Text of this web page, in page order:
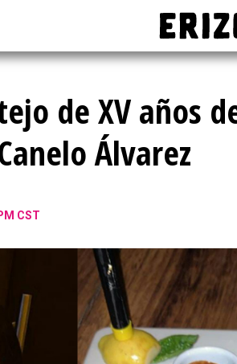
de XV años
Álvarez
CST